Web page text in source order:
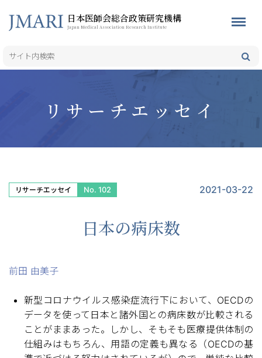
日本医師会総合政策研究機構
Japan Medical Association Research Institute
リサーチエッセイ
リサーチエッセイ No. 102 2021-03-22
日本の病床数
前田 由美子
新型コロナウイルス感染症流行下において、OECDの
データを使って日本と諸外国との病床数が比較される
ことがままあった。しかし、そもそも医療提供体制の
仕組みはもちろん、用語の定義も異なる（OECDの基